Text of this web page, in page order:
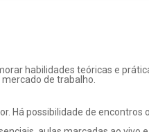
habilidades teóricas e
de trabalho.
Há possibilidade de encontros